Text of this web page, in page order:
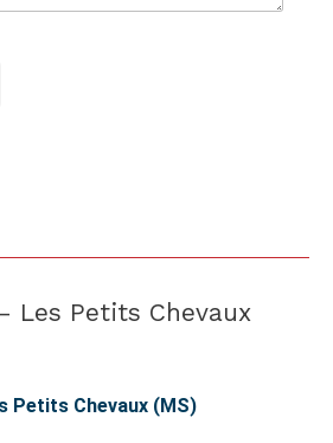
Les Petits Chevaux
Petits Chevaux (MS)